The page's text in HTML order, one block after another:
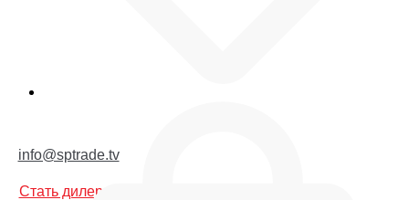
info@sptrade.tv
Стать дилером